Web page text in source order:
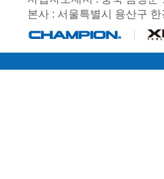
본사 : 서울특별시 용산구